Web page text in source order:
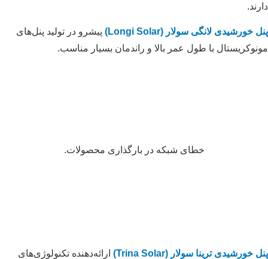
دارند.
پنل خورشیدی لانگی سولار (Longi Solar)
پیشرو در تولید پنل‌های
مونوکریستال با طول عمر بالا و راندمان بسیار مناسب.
خطای شبکه در بارگذاری محصولات.
پنل خورشیدی ترینا سولار (Trina Solar)
ارائه‌دهنده تکنولوژی‌های